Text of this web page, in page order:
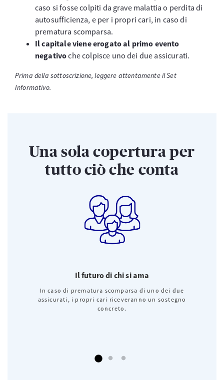
caso si fosse colpiti da grave malattia o perdita di
autosufficienza, e per i propri cari, in caso di
prematura scomparsa.
Il capitale viene erogato al primo evento
negativoche colpisce uno dei due assicurati.
Prima della sottoscrizione, leggere attentamente il Set
Informativo.
Una sola copertura per
tutto ciò che conta
Il futuro di chi si ama
In caso di prematura scomparsa di uno dei due
assicurati, i propri cari riceveranno un sostegno
concreto.